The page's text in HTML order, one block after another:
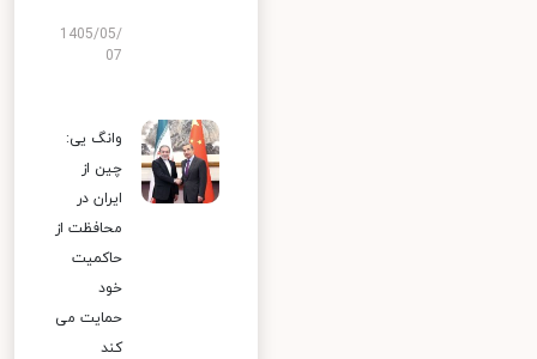
1405/05/
07
وانگ یی:
چین از
ایران در
محافظت از
حاکمیت
خود
حمایت می
کند